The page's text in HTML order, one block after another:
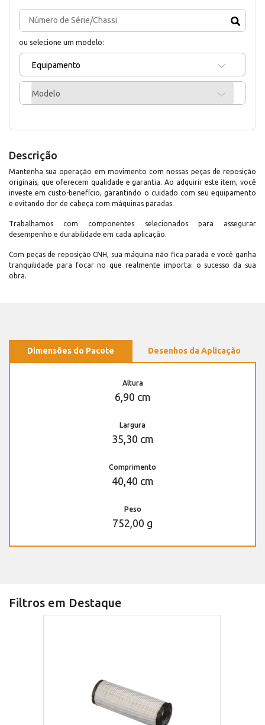
ou selecione um modelo:
Equipamento
Modelo
Descrição
Mantenha sua operação em movimento com nossas peças de reposição
originais, que oferecem qualidade e garantia. Ao adquirir este item, você
investe em custo-benefício, garantindo o cuidado com seu equipamento
e evitando dor de cabeça com máquinas paradas.
Trabalhamos com componentes selecionados para assegurar
desempenho e durabilidade em cada aplicação.
Com peças de reposição CNH, sua máquina não fica parada e você ganha
tranquilidade para focar no que realmente importa: o sucesso da sua
obra.
Dimensões do Pacote Desenhos da Aplicação
Altura
6,90 cm
Largura
35,30 cm
Comprimento
40,40 cm
Peso
752,00 g
Filtros em Destaque